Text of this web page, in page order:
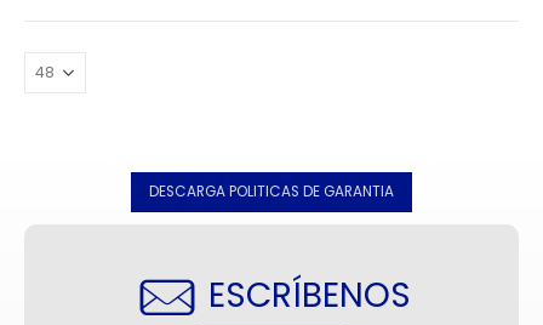
DESCARGA POLITICAS DE GARANTIA
ESCRÍBENOS